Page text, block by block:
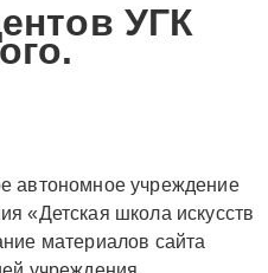
УГК
автономное учреждение
«Детская школа искусств
материалов сайта